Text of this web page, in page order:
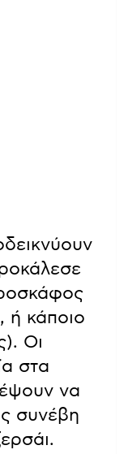
ή κάποιο
Οι
στα
να
συνέβη